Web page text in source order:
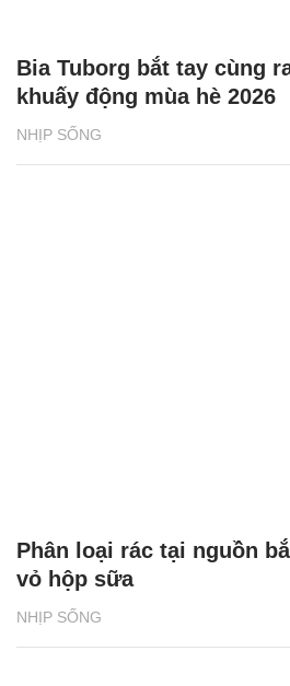
NHỊP SỐNG
Bia Tuborg bắt tay cùng
khuấy động mùa hè 2026
NHỊP SỐNG
Phân loại rác tại nguồn
vỏ hộp sữa